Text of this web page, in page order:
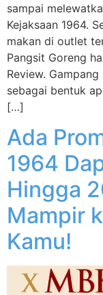
sampai
Kejaksaan 1964.
makan di outlet
Pangsit Goreng
Review.
sebagai bentuk
[…]
Ada
1964
Hingga
Mampir
Kamu!